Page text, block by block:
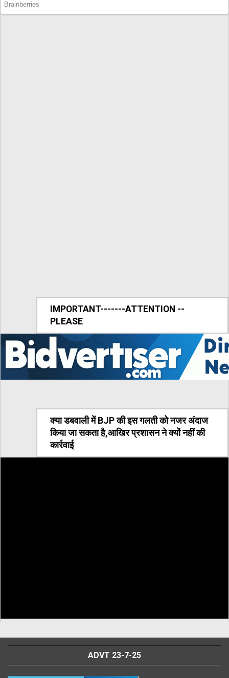
IMPORTANT-------ATTENTION --
PLEASE
क्या डबवाली में BJP की इस गलती को नजर अंदाज
किया जा सकता है,आखिर प्रशासन ने क्यों नहीं की
कार्रवाई
ADVT 23-7-25